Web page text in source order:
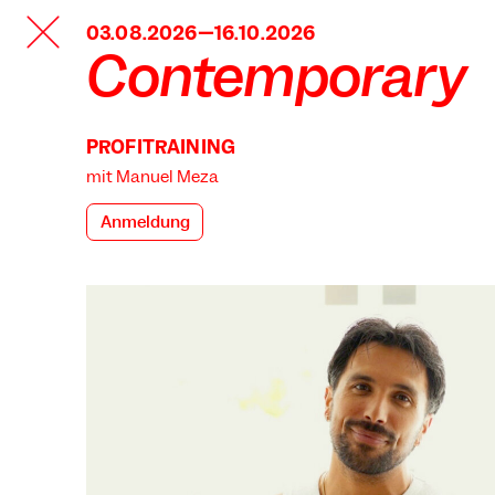
TANZFABRIK
BERLIN03.08.2026—16.10.2026
Contemporary
PROFITRAINING
mit Manuel Meza
Anmeldung